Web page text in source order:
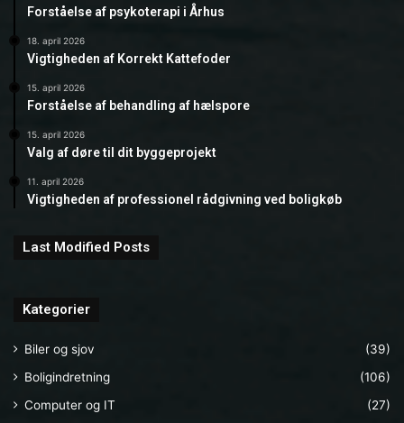
Forståelse af psykoterapi i Århus
18. april 2026
Vigtigheden af Korrekt Kattefoder
15. april 2026
Forståelse af behandling af hælspore
15. april 2026
Valg af døre til dit byggeprojekt
11. april 2026
Vigtigheden af professionel rådgivning ved boligkøb
Last Modified Posts
Kategorier
Biler og sjov
(39)
Boligindretning
(106)
Computer og IT
(27)